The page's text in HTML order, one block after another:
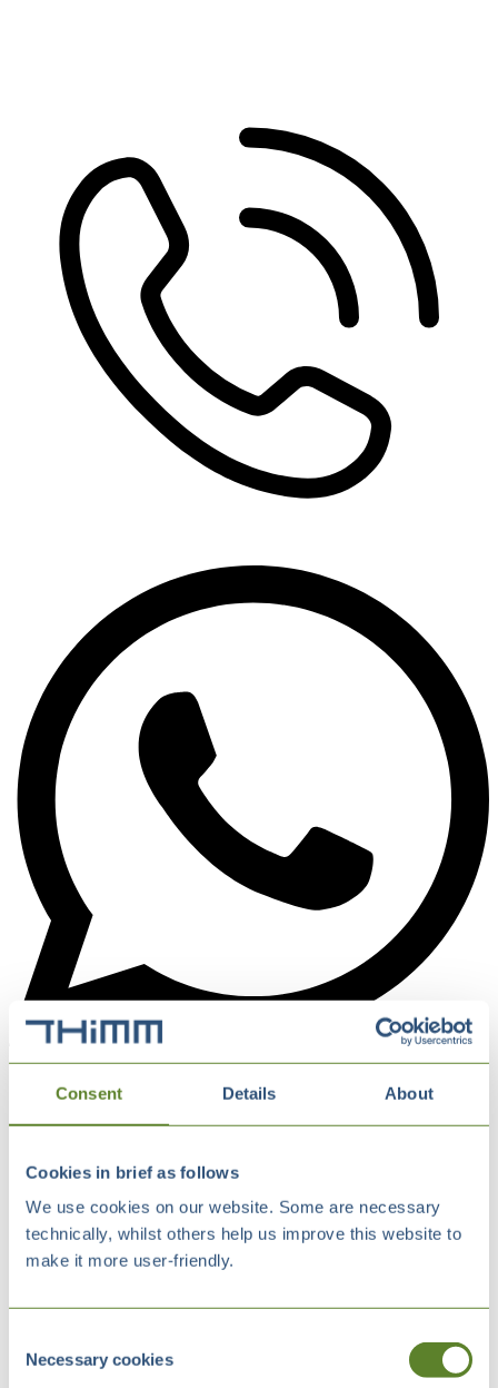
Consent Details About
Cookies in brief as follows
We use cookies on our website. Some are necessary
technically, whilst others help us improve this website to
make it more user-friendly.
Selection
Necessary cookies